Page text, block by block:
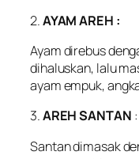
2.AYAM AREH :
Ayam direbus
dihaluskan, lalu
ayam empuk,
3.AREH SANTAN :
Santan dimasak